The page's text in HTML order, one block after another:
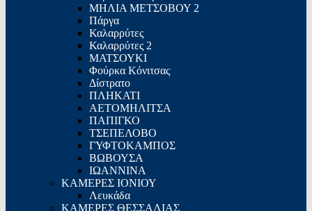
ΜΗΛΙΑ ΜΕΤΣΟΒΟΥ 2
Πάργα
Καλαρρύτες
Καλαρρύτες 2
ΜΑΤΣΟΥΚΙ
Φούρκα Κόνιτσας
Δίστρατο
ΠΛΗΚΑΤΙ
ΑΕΤΟΜΗΛΙΤΣΑ
ΠΑΠΙΓΚΟ
ΤΣΕΠΕΛΟΒΟ
ΓΥΦΤΟΚΑΜΠΟΣ
ΒΩΒΟΥΣΑ
ΙΩΑΝΝΙΝΑ
ΚΑΜΕΡΕΣ ΙΟΝΙΟΥ
Λευκάδα
ΚΑΜΕΡΕΣ ΘΕΣΣΑΛΙΑΣ